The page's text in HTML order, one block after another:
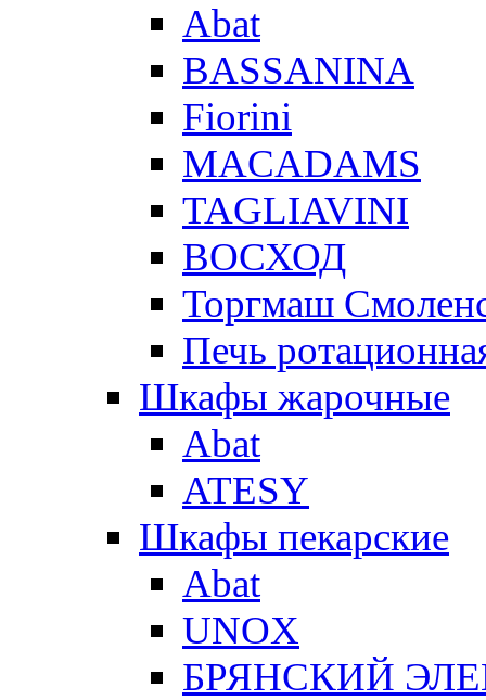
Abat
BASSANINA
Fiorini
MACADAMS
TAGLIAVINI
ВОСХОД
Торгмаш
Печь
Шкафы жарочные
Abat
ATESY
Шкафы пекарские
Abat
UNOX
БРЯНСКИЙ